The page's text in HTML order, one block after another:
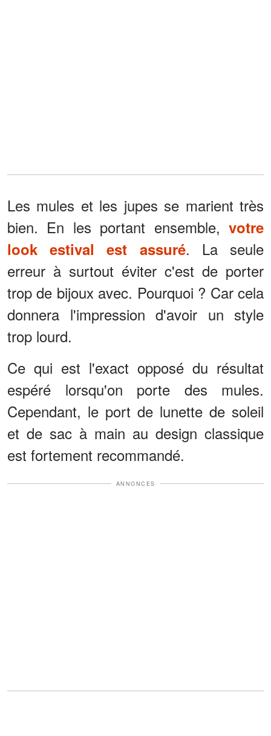
Les mules et les jupes se marient très
bien. En les portant ensemble, votre
look estival est assuré. La seule
erreur à surtout éviter c'est de porter
trop de bijoux avec. Pourquoi ? Car cela
donnera l'impression d'avoir un style
trop lourd.
Ce qui est l'exact opposé du résultat
espéré lorsqu'on porte des mules.
Cependant, le port de lunette de soleil
et de sac à main au design classique
est fortement recommandé.
ANNONCES